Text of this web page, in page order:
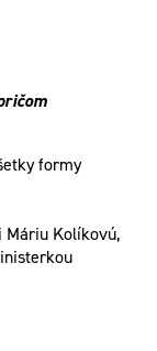
formy
Máriu Kolíkovú,